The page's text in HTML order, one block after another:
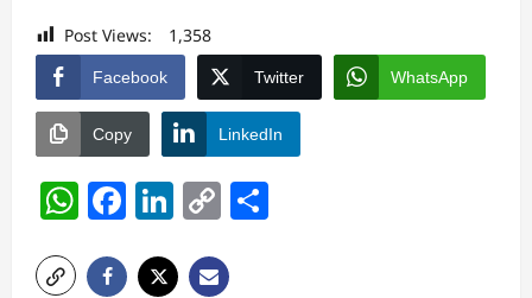
Post Views: 1,358
Facebook Twitter WhatsApp
Copy LinkedIn
WhatsApp
Facebook
LinkedIn
Copy